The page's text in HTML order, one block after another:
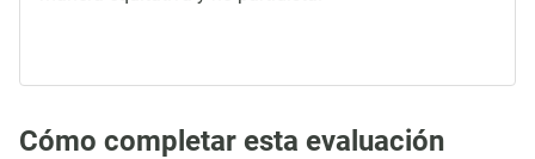
Cómo completar esta evaluación